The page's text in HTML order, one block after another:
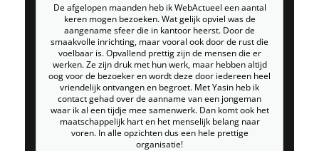
De afgelopen maanden heb ik WebActueel een aantal
keren mogen bezoeken. Wat gelijk opviel was de
aangename sfeer die in kantoor heerst. Door de
smaakvolle inrichting, maar vooral ook door de rust die
voelbaar is. Opvallend prettig zijn de mensen die er
werken. Ze zijn druk met hun werk, maar hebben altijd
oog voor de bezoeker en wordt deze door iedereen heel
vriendelijk ontvangen en begroet. Met Yasin heb ik
contact gehad over de aanname van een jongeman
waar ik al een tijdje mee samenwerk. Dan komt ook het
maatschappelijk hart en het menselijk belang naar
voren. In alle opzichten dus een hele prettige
organisatie!